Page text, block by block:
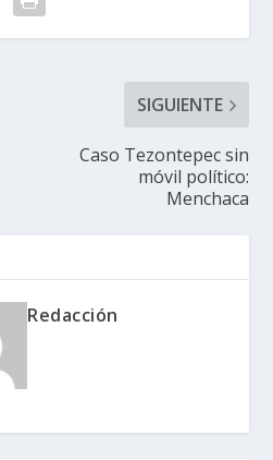
SIGUIENTE
Caso Tezontepec sin
móvil político:
Menchaca
Redacción